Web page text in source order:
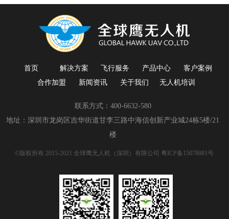
首页 解决方案 飞行服务 产品中心
客户案例
合作加盟
新闻资讯 关于我们 无人机培训
联系方式：400-6632-580
地址：深圳市龙岗区吉华街道甘李三路中海信创新产业城24栋5楼/21
楼
©版权所有 2015-2021 全球鹰无人机（深圳）有限公司粤ICP备15078881号